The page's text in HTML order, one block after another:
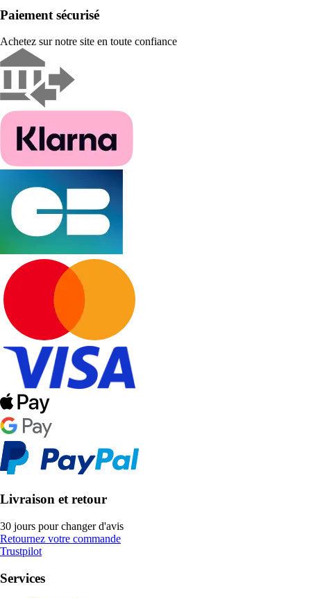
Paiement sécurisé
Achetez sur notre site en toute confiance
Livraison et retour
30 jours pour changer d'avis
Retournez votre commande
Trustpilot
Services